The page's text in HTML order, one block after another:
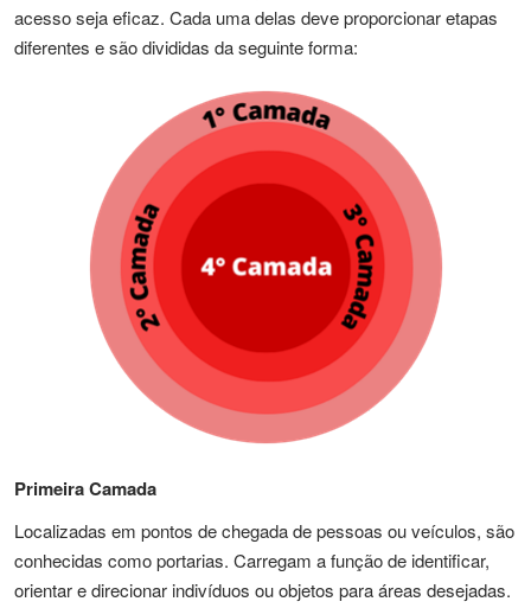
acesso seja eficaz. Cada uma delas deve proporcionar etapas
diferentes e são divididas da seguinte forma:
Primeira Camada
Localizadas em pontos de chegada de pessoas ou veículos, são
conhecidas como portarias. Carregam a função de identificar,
orientar e direcionar indivíduos ou objetos para áreas desejadas.